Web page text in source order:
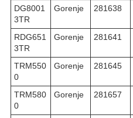
DG8001
3TR
Gorenje 281638
RDG651
3TR
Gorenje 281641
TRM550
0
Gorenje 281645
TRM580
0
Gorenje 281657